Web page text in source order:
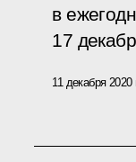
в
17
11 декабря 2020